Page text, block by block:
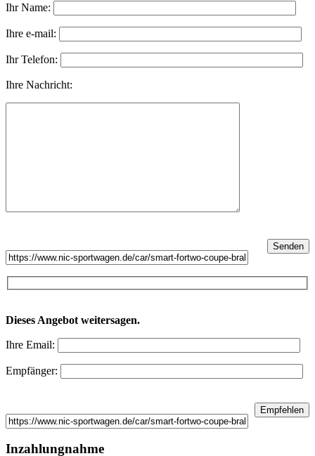
Ihr Name:
Ihre e-mail:
Ihr Telefon:
Ihre Nachricht:
Dieses Angebot weitersagen.
Ihre Email:
Empfänger:
Inzahlungnahme